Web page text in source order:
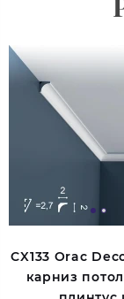
CX133 Orac
карниз